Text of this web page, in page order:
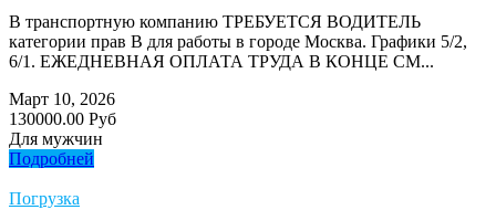
В транспортную компанию ТРЕБУЕТСЯ ВОДИТЕЛЬ
категории прав В для работы в городе Москва. Графики 5/2,
6/1. ЕЖЕДНЕВНАЯ ОПЛАТА ТРУДА В КОНЦЕ СМ...
Март 10, 2026
130000.00 Руб
Для мужчин
Подробней
Погрузка